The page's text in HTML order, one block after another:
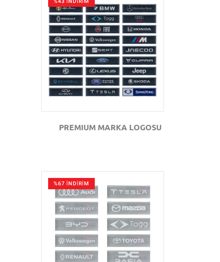
GÖZAT
PREMIUM MARKA LOGOSU
%67 İNDİRİM
GÖZAT